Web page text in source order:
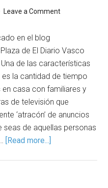
Leave a Comment
en el blog
de El Diario Vasco
de las características
es la cantidad de tiempo
casa con familiares y
de televisión que
‘atracón’ de anuncios
seas de aquellas personas
[Read more...]